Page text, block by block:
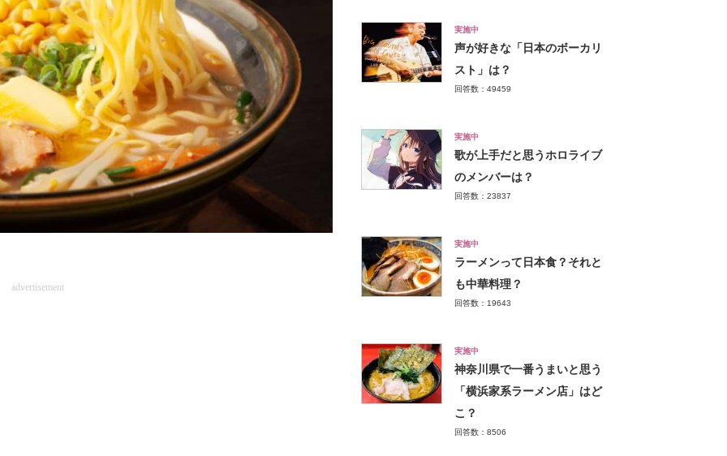
advertisement
実施中
声が好きな「日本のボーカリ
スト」は？
回答数：49459
実施中
歌が上手だと思うホロライブ
のメンバーは？
回答数：23837
実施中
ラーメンって日本食？それと
も中華料理？
回答数：19643
実施中
神奈川県で一番うまいと思う
「横浜家系ラーメン店」はど
こ？
回答数：8506